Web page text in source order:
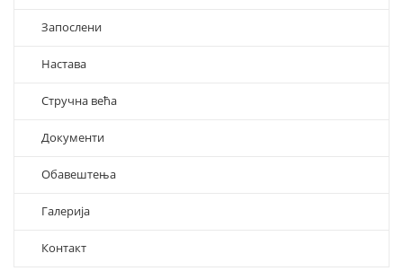
Запослени
Настава
Стручна већа
Документи
Обавештења
Галерија
Контакт